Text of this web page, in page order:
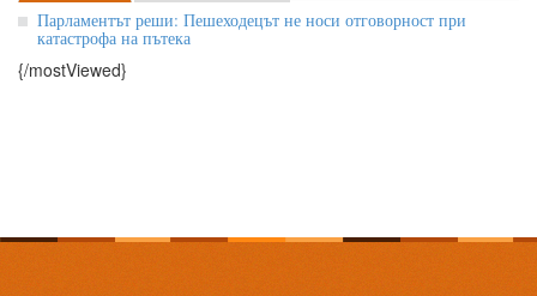
Парламентът реши: Пешеходецът не носи отговорност при
катастрофа на пътека
{/mostViewed}